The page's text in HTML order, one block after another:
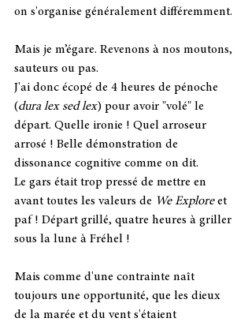
on s'organise généralement différemment.
Mais je m’égare. Revenons à nos moutons,
sauteurs ou pas.
J'ai donc écopé de 4 heures de pénoche
(dura lex sed lex) pour avoir "volé" le
départ. Quelle ironie ! Quel arroseur
arrosé ! Belle démonstration de
dissonance cognitive comme on dit.
Le gars était trop pressé de mettre en
avant toutes les valeurs de We Explore et
paf ! Départ grillé, quatre heures à griller
sous la lune à Fréhel !
Mais comme d'une contrainte naît
toujours une opportunité, que les dieux
de la marée et du vent s'étaient